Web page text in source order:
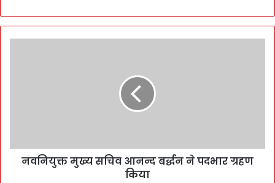
नवनियुक्त मुख्य सचिव आनन्द बर्द्धन ने पदभार ग्रहण
किया